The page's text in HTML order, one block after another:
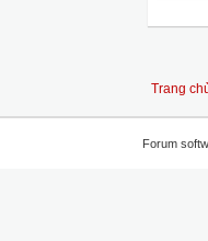
Trang
Forum